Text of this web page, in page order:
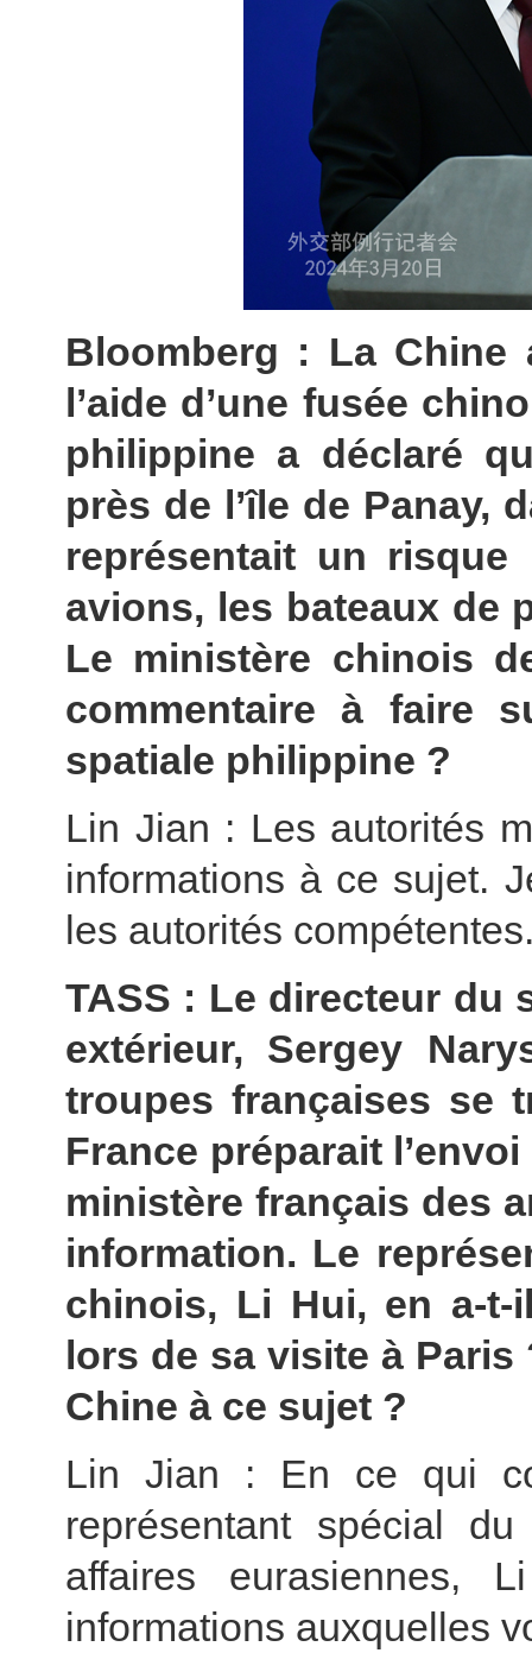
Bloomberg : La
l’aide d’une fusée
philippine a déclaré
près de l’île de Panay,
représentait un
avions, les bateaux de
Le ministère chinois
commentaire à faire
spatiale philippine ?
Lin Jian : Les autorités
informations à ce sujet.
les autorités
TASS : Le directeur du
extérieur, Sergey
troupes françaises se
France préparait
ministère français des
information. Le
chinois, Li Hui, en a-t-
lors de sa visite à Paris
Chine à ce sujet ?
Lin Jian : En ce qui
représentant spécial
affaires eurasiennes,
informations auxquelles